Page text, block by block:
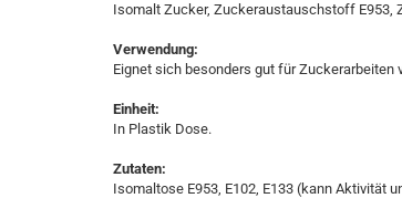
Isomalt Zucker, Zuckeraustauschstoff E953,
Verwendung:
Eignet sich besonders gut für
Einheit:
In Plastik Dose.
Zutaten:
Isomaltose E953, E102, E133 (kann Aktivität